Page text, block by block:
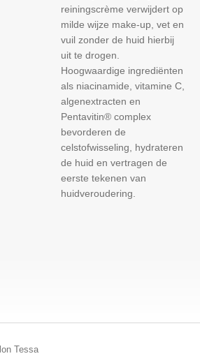
reiningscrème verwijdert op
milde wijze make-up, vet en
vuil zonder de huid hierbij
uit te drogen.
Hoogwaardige ingrediënten
als niacinamide, vitamine C,
algenextracten en
Pentavitin® complex
bevorderen de
celstofwisseling, hydrateren
de huid en vertragen de
eerste tekenen van
huidveroudering.
Tessa